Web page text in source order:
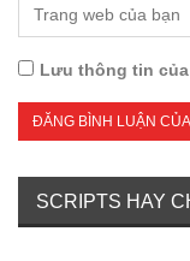
Lưu thông tin
SCRIPTS HAY